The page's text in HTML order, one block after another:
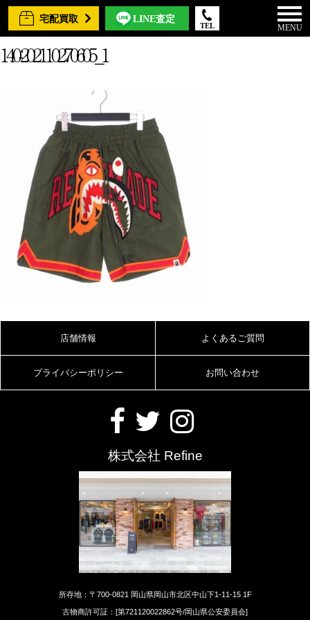
宅配買取 LINE査定
TEL MENU
140-202110270605_1
店舗情報 よくあるご質問
プライバシーポリシー お問い合わせ
株式会社 Refine
所存地：〒700-0821 岡山県岡山市北区中山下1-11-15 1F
古物商許可証：[第721120022862号/岡山県公安委員会]